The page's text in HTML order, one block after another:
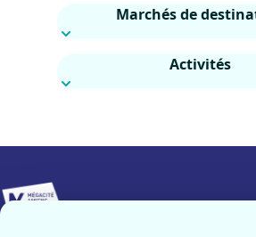
Marchés de
Activités